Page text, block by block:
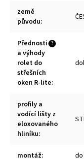
země
původu:
?
Přednosti
a výhody
rolet do
střešních
oken R-lite:
profily a
vodící lišty z
eloxovaného
hliníku:
montáž: